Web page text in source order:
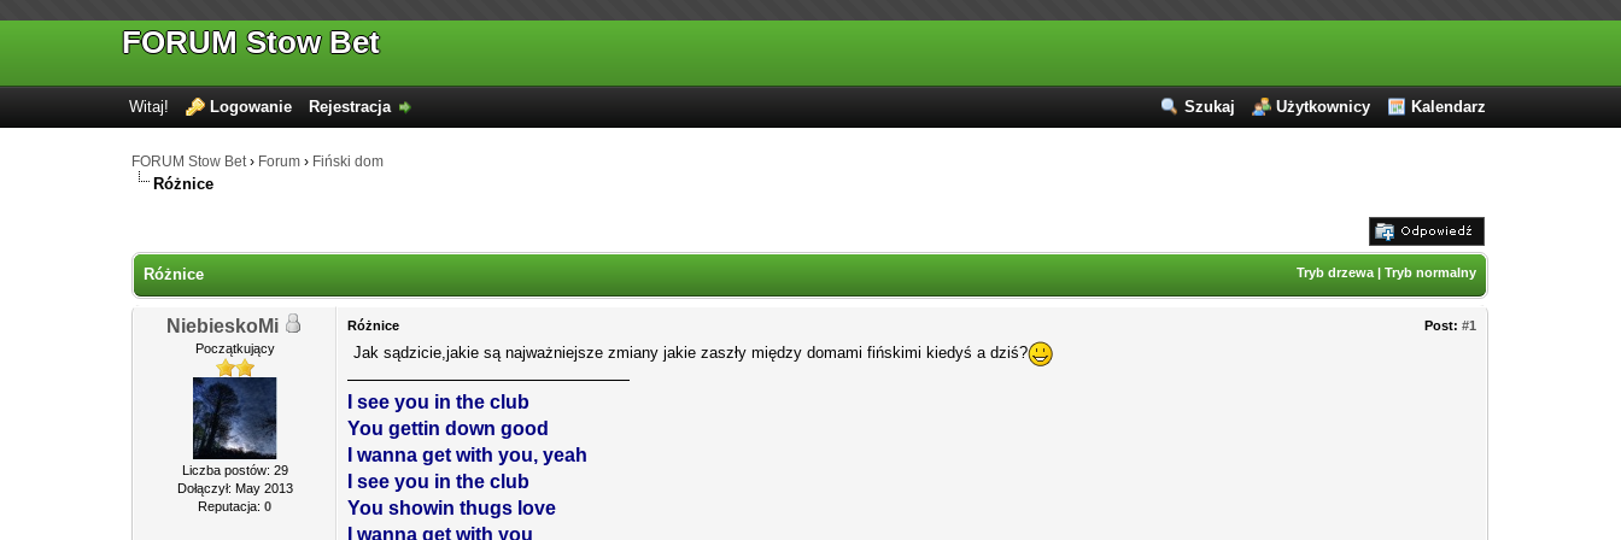
FORUM Stow Bet
Szukaj Użytkownicy Kalendarz
Witaj! Logowanie Rejestracja
FORUM Stow Bet› Forum › Fiński dom
Różnice
Tryb drzewa |Tryb normalny
Różnice
NiebieskoMi
Początkujący
Liczba postów: 29
Dołączył: May 2013
Reputacja:0
Post:#1
Różnice
Jak sądzicie,jakie są najważniejsze zmiany jakie zaszły między domami fińskimi kiedyś a dziś?
I see you in the club
You gettin down good
I wanna get with you, yeah
I see you in the club
You showin thugs love
I wanna get with you